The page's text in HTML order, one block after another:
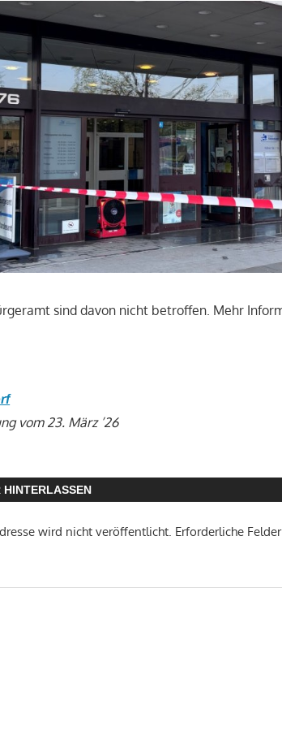
sind davon nicht betroffen. Mehr
vom 23. März ’26
HINTERLASSEN
wird nicht veröffentlicht. Erforderliche